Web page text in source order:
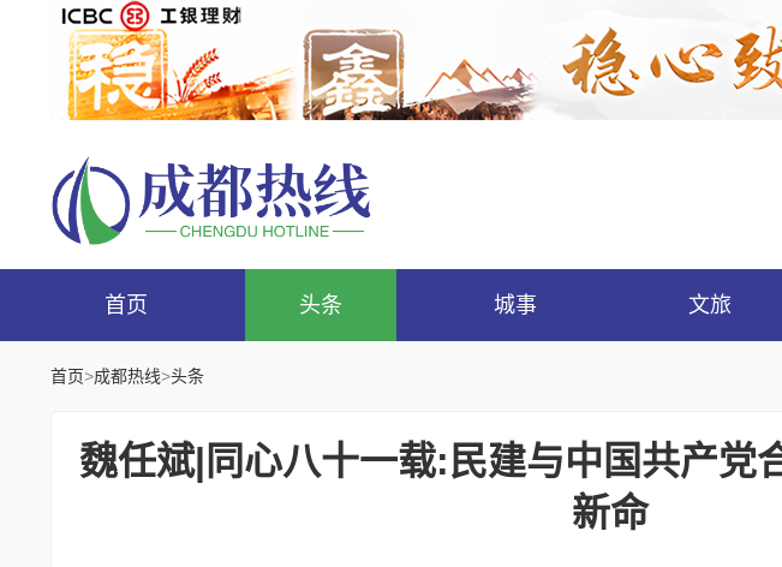
首页 头条 城事 文旅
首页>成都热线>头条
魏任斌|同心八十一载:民建与中国共产党
新命